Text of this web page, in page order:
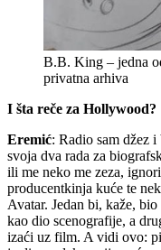
B.B. King – jedna
privatna arhiva
I šta reče za Hollywood?
Eremić: Radio sam džez
svoja dva rada za
ili me neko me zeza,
producentkinja kuće te
Avatar. Jedan bi, kaže,
kao dio scenografije, a
izaći uz film. A vidi ovo: